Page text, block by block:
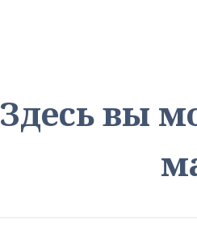
Здесь вы